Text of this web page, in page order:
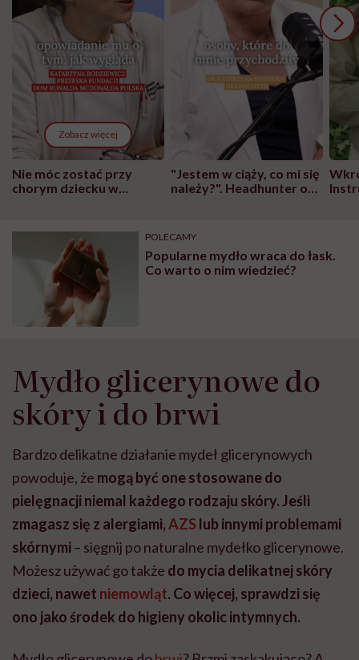
Zobacz więcej
Nie móc zostać przy
chorym dziecku w
może chyba tylko
głupota i brak
wyobraźni"
"Jestem w ciąży, co mi się
należy?". Headhunter o
pracy
POLECAMY
Popularne mydło wraca do łask.
Co warto o nim wiedzieć?
Mydło glicerynowe do
skóry i do brwi
Bardzo delikatne działanie mydeł glicerynowych
powoduje, że mogą być one stosowane do
pielęgnacji niemal każdego rodzaju skóry. Jeśli
zmagasz się z alergiami,AZS lub innymi problemami
skórnymi – sięgnij po naturalne mydełko glicerynowe.
Możesz używać go także do mycia delikatnej skóry
dzieci, nawet niemowląt. Co więcej, sprawdzi się
ono jako środek do higieny okolic intymnych.